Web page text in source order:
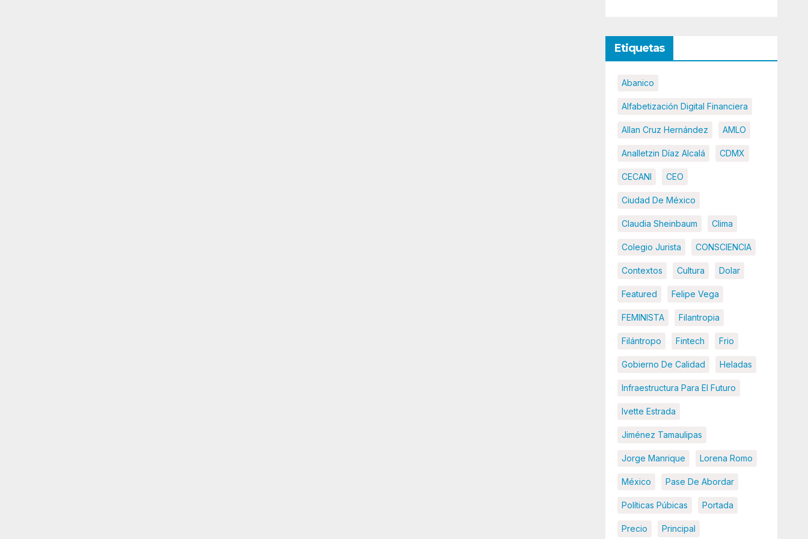
Etiquetas
Abanico
Alfabetización Digital Financiera
Allan Cruz Hernández AMLO
Analletzin Díaz Alcalá CDMX
CECANI CEO
Ciudad De México
Claudia Sheinbaum Clima
Colegio Jurista CONSCIENCIA
Contextos Cultura Dolar
Featured Felipe Vega
FEMINISTA Filantropia
Filántropo Fintech Frio
Gobierno De Calidad Heladas
Infraestructura Para El Futuro
Ivette Estrada
Jiménez Tamaulipas
Jorge Manrique Lorena Romo
México Pase De Abordar
Políticas Púbicas Portada
Precio Principal